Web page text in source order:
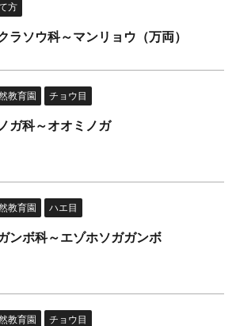
方
ラソウ科～マンリョウ（万両）
教育園 チョウ目
ガ科～オオミノガ
教育園 ハエ目
ンボ科～エゾホソガガンボ
教育園 チョウ目